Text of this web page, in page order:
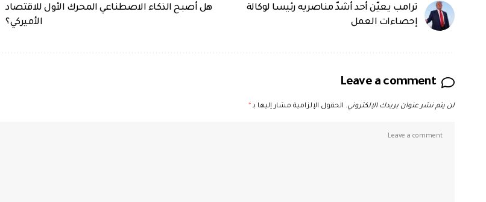
ترامب يعيّن أحد أشدّ مناصريه رئيسا لوكالة
إحصاءات العمل
هل أصبح الذكاء الاصطناعي المحرك الأول للاقتصاد
الأميركي؟
Leave a comment
لن يتم نشر عنوان بريدك الإلكتروني. الحقول الإلزامية مشار إليها بـ*